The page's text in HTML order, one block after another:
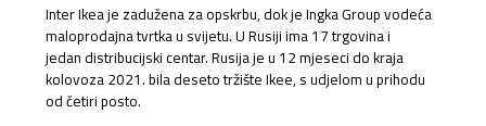
Inter Ikea je zadužena za opskrbu, dok je Ingka Group vodeća
maloprodajna tvrtka u svijetu. U Rusiji ima 17 trgovina i
jedan distribucijski centar. Rusija je u 12 mjeseci do kraja
kolovoza 2021. bila deseto tržište Ikee, s udjelom u prihodu
od četiri posto.